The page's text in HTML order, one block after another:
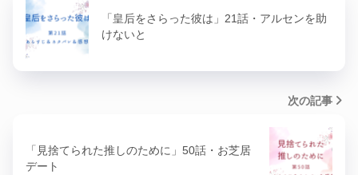
「皇后をさらった彼は」21話・アルセンを助
けないと
次の記事
「見捨てられた推しのために」50話・お芝居
デート